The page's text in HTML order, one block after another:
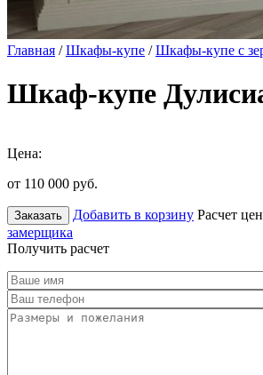
Главная /Шкафы-купе /Шкафы-купе с
Шкаф-купе
Цена:
от 110 000 руб.
Заказать Добавить в корзину Расчет
замерщика
Получить расчет